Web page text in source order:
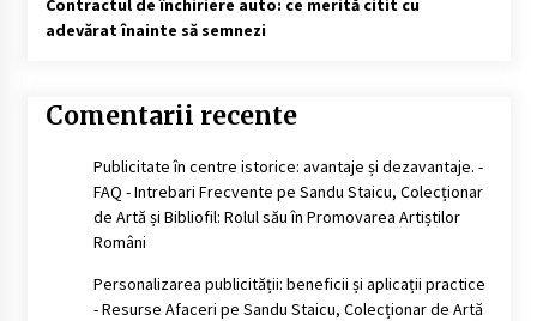
adevărat înainte să semnezi
Comentarii recente
Publicitate în centre istorice: avantaje și dezavantaje. -
FAQ - Intrebari Frecvente pe Sandu Staicu, Colecționar
de Artă și Bibliofil: Rolul său în Promovarea Artiștilor
Români
Personalizarea publicității: beneficii și aplicații practice
- Resurse Afaceri pe Sandu Staicu, Colecționar de Artă